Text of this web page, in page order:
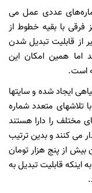
شماره‌های عددی عمل می
همانگونه که خط رند 09123456789 نیز فرقی با بقیه خطوط از
از قابلیت تبدیل شدن
اما همین امکان این
است.
ایجاد شده و سایتها
تلاشهای متعدد شماره
مختلف را دارا هستند
می کنند و بدین ترتیب
از پنج هزار تومان
اینکه قابلیت تبدیل به